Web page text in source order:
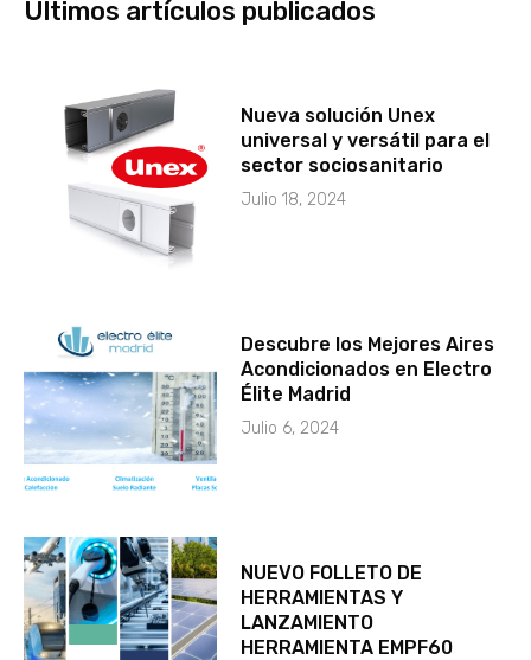
Últimos artículos publicados
Nueva solución Unex
universal y versátil para el
sector sociosanitario
Julio 18, 2024
Descubre los Mejores Aires
Acondicionados en Electro
Élite Madrid
Julio 6, 2024
NUEVO FOLLETO DE
HERRAMIENTAS Y
LANZAMIENTO
HERRAMIENTA EMPF60